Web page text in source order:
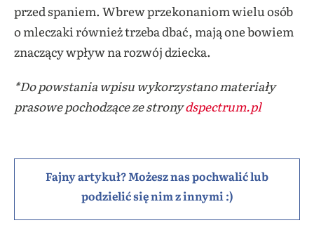
przed spaniem. Wbrew przekonaniom wielu osób
o mleczaki również trzeba dbać, mają one bowiem
znaczący wpływ na rozwój dziecka.
*Do powstania wpisu wykorzystano materiały
prasowe pochodzące ze stronydspectrum.pl
Fajny artykuł? Możesz nas pochwalić lub
podzielić się nim z innymi :)